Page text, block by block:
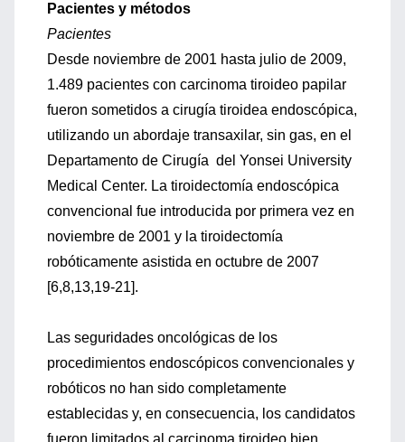
Pacientes y métodos
Pacientes
Desde noviembre de 2001 hasta julio de 2009,
1.489 pacientes con carcinoma tiroideo papilar
fueron sometidos a cirugía tiroidea endoscópica,
utilizando un abordaje transaxilar, sin gas, en el
Departamento de Cirugía del Yonsei University
Medical Center. La tiroidectomía endoscópica
convencional fue introducida por primera vez en
noviembre de 2001 y la tiroidectomía
robóticamente asistida en octubre de 2007
[6,8,13,19-21].
Las seguridades oncológicas de los
procedimientos endoscópicos convencionales y
robóticos no han sido completamente
establecidas y, en consecuencia, los candidatos
fueron limitados al carcinoma tiroideo bien